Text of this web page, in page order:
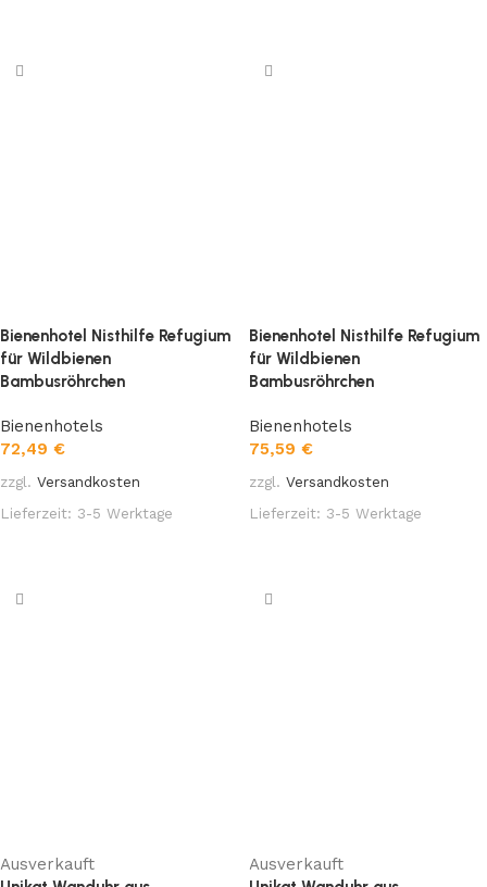
Bienenhotel Nisthilfe Refugium
für Wildbienen
Bambusröhrchen
Bienenhotels
72,49 €
zzgl. Versandkosten
Lieferzeit: 3-5 Werktage
Bienenhotel Nisthilfe Refugium
für Wildbienen
Bambusröhrchen
Bienenhotels
75,59 €
zzgl. Versandkosten
Lieferzeit: 3-5 Werktage
Ausverkauft
Ausverkauft